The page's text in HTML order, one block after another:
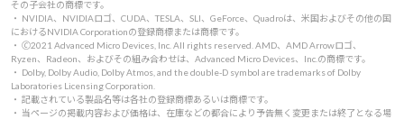
その子会社の商標です。
・ NVIDIA、NVIDIAロゴ、CUDA、TESLA、SLI、GeForce、Quadroは、米国およびその他の国
におけるNVIDIA Corporationの登録商標または商標です。
・ 🄫2021 Advanced Micro Devices, Inc. All rights reserved. AMD、AMD Arrowロゴ、
Ryzen、Radeon、およびその組み合わせは、Advanced Micro Devices、Inc.の商標です。
・ Dolby, Dolby Audio, Dolby Atmos, and the double-D symbol are trademarks of Dolby
Laboratories Licensing Corporation.
・ 記載されている製品名等は各社の登録商標あるいは商標です。
・ 当ページの掲載内容および価格は、在庫などの都合により予告無く変更または終了となる場